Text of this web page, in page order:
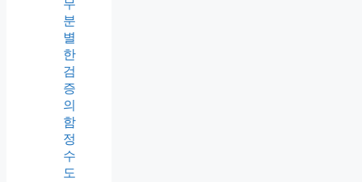
모
든
것
주
식
투
자
의
함
정:
지